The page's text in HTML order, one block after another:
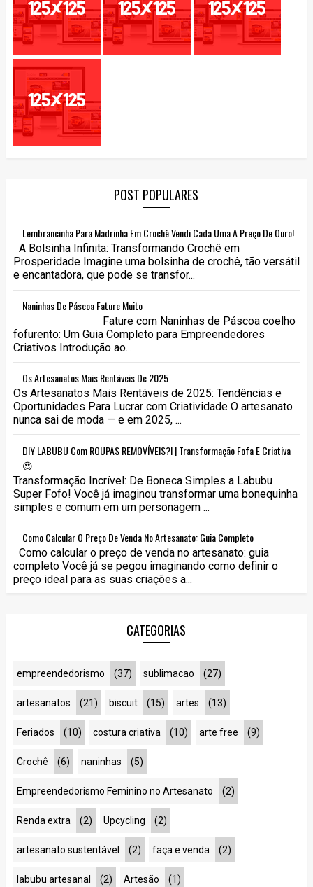
POST POPULARES
Lembrancinha Para Madrinha Em Crochê Vendi Cada Uma A Preço De Ouro!
A Bolsinha Infinita: Transformando Crochê em
Prosperidade Imagine uma bolsinha de crochê, tão versátil
e encantadora, que pode se transfor...
Naninhas De Páscoa Fature Muito
Fature com Naninhas de Páscoa coelho
fofurento: Um Guia Completo para Empreendedores
Criativos Introdução ao...
Os Artesanatos Mais Rentáveis De 2025
Os Artesanatos Mais Rentáveis de 2025: Tendências e
Oportunidades Para Lucrar com Criatividade O artesanato
nunca sai de moda — e em 2025, ...
DIY LABUBU Com ROUPAS REMOVÍVEIS?! | Transformação Fofa E Criativa
😍
Transformação Incrível: De Boneca Simples a Labubu
Super Fofo! Você já imaginou transformar uma bonequinha
simples e comum em um personagem ...
Como Calcular O Preço De Venda No Artesanato: Guia Completo
Como calcular o preço de venda no artesanato: guia
completo Você já se pegou imaginando como definir o
preço ideal para as suas criações a...
CATEGORIAS
empreendedorismo (37) sublimacao (27)
artesanatos (21) biscuit (15) artes (13)
Feriados (10) costura criativa (10) arte free (9)
Crochê (6) naninhas (5)
Empreendedorismo Feminino no Artesanato (2)
Renda extra (2) Upcycling (2)
artesanato sustentável (2) faça e venda (2)
labubu artesanal (2) Artesão (1)